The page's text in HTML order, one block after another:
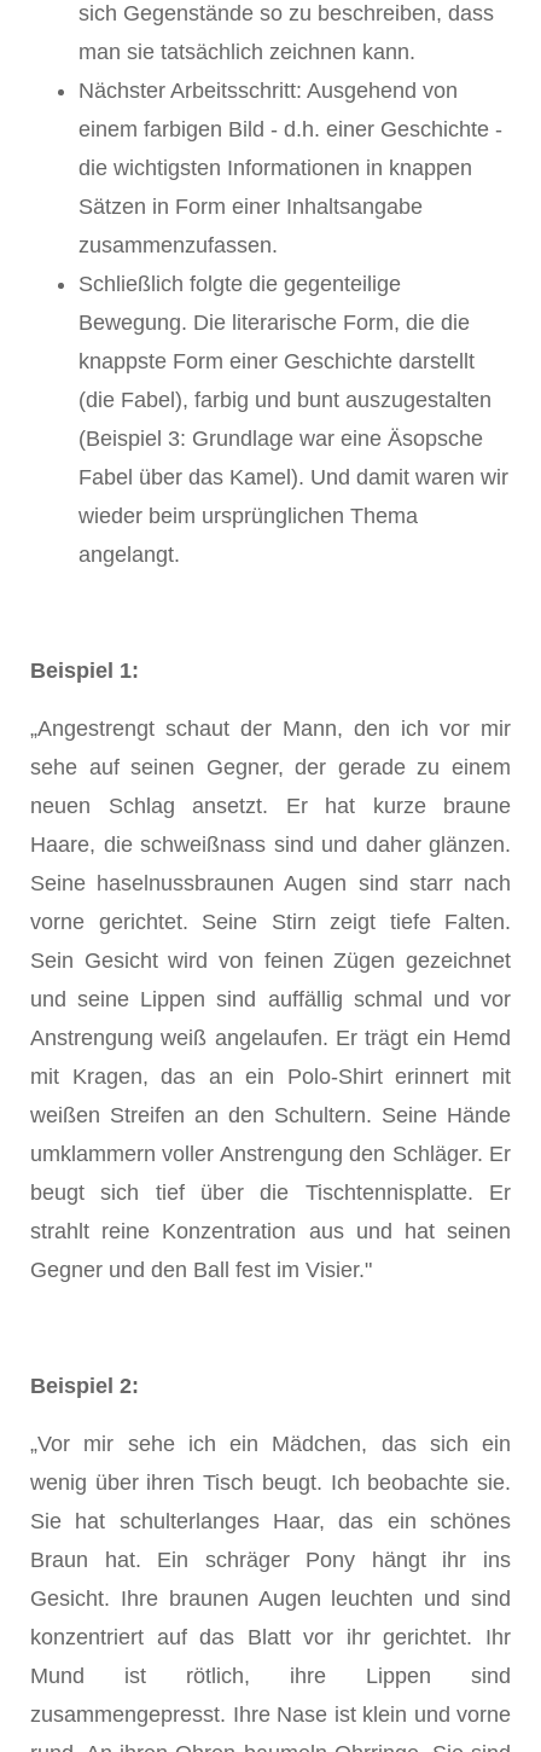
sich Gegenstände so zu beschreiben, dass
man sie tatsächlich zeichnen kann.
Nächster Arbeitsschritt: Ausgehend von
einem farbigen Bild - d.h. einer Geschichte -
die wichtigsten Informationen in knappen
Sätzen in Form einer Inhaltsangabe
zusammenzufassen.
Schließlich folgte die gegenteilige
Bewegung. Die literarische Form, die die
knappste Form einer Geschichte darstellt
(die Fabel), farbig und bunt auszugestalten
(Beispiel 3: Grundlage war eine Äsopsche
Fabel über das Kamel). Und damit waren wir
wieder beim ursprünglichen Thema
angelangt.
Beispiel 1:
„Angestrengt schaut der Mann, den ich vor mir
sehe auf seinen Gegner, der gerade zu einem
neuen Schlag ansetzt. Er hat kurze braune
Haare, die schweißnass sind und daher glänzen.
Seine haselnussbraunen Augen sind starr nach
vorne gerichtet. Seine Stirn zeigt tiefe Falten.
Sein Gesicht wird von feinen Zügen gezeichnet
und seine Lippen sind auffällig schmal und vor
Anstrengung weiß angelaufen. Er trägt ein Hemd
mit Kragen, das an ein Polo-Shirt erinnert mit
weißen Streifen an den Schultern. Seine Hände
umklammern voller Anstrengung den Schläger. Er
beugt sich tief über die Tischtennisplatte. Er
strahlt reine Konzentration aus und hat seinen
Gegner und den Ball fest im Visier."
Beispiel 2:
„Vor mir sehe ich ein Mädchen, das sich ein
wenig über ihren Tisch beugt. Ich beobachte sie.
Sie hat schulterlanges Haar, das ein schönes
Braun hat. Ein schräger Pony hängt ihr ins
Gesicht. Ihre braunen Augen leuchten und sind
konzentriert auf das Blatt vor ihr gerichtet. Ihr
Mund ist rötlich, ihre Lippen sind
zusammengepresst. Ihre Nase ist klein und vorne